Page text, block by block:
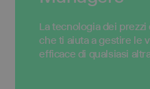
La tecnologia dei
che ti aiuta a gestire le
efficace di qualsiasi